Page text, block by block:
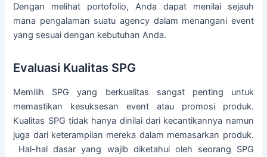
Dengan melihat portofolio, Anda dapat menilai sejauh
mana pengalaman suatu agency dalam menangani event
yang sesuai dengan kebutuhan Anda.
Evaluasi Kualitas SPG
Memilih SPG yang berkualitas sangat penting untuk
memastikan kesuksesan event atau promosi produk.
Kualitas SPG tidak hanya dinilai dari kecantikannya namun
juga dari keterampilan mereka dalam memasarkan produk.
Hal-hal dasar yang wajib diketahui oleh seorang SPG